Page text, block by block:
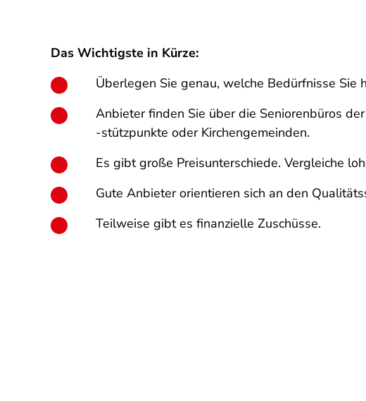
Das Wichtigste in Kürze:
Überlegen Sie genau, welche Bedürfnisse Sie
Anbieter finden Sie über die Seniorenbüros
-stützpunkte oder Kirchengemeinden.
Es gibt große Preisunterschiede. Vergleiche
Gute Anbieter orientieren sich an den
Teilweise gibt es finanzielle Zuschüsse.